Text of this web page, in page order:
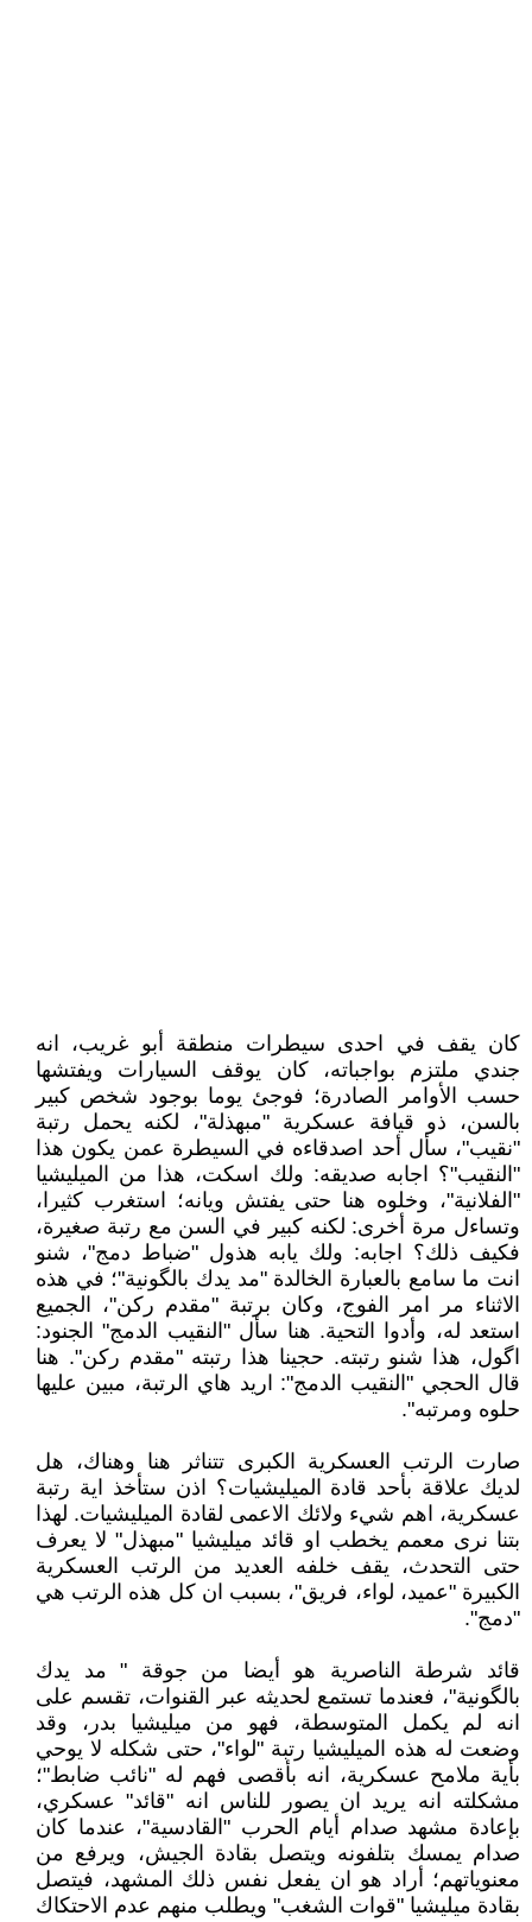
كان يقف في احدى سيطرات منطقة أبو غريب، انه
جندي ملتزم بواجباته، كان يوقف السيارات ويفتشها
حسب الأوامر الصادرة؛ فوجئ يوما بوجود شخص كبير
بالسن، ذو قيافة عسكرية "مبهذلة"، لكنه يحمل رتبة
"نقيب"، سأل أحد اصدقاءه في السيطرة عمن يكون هذا
"النقيب"؟ اجابه صديقه: ولك اسكت، هذا من الميليشيا
"الفلانية"، وخلوه هنا حتى يفتش ويانه؛ استغرب كثيرا،
وتساءل مرة أخرى: لكنه كبير في السن مع رتبة صغيرة،
فكيف ذلك؟ اجابه: ولك يابه هذول "ضباط دمج"، شنو
انت ما سامع بالعبارة الخالدة "مد يدك بالگونية"؛ في هذه
الاثناء مر امر الفوج، وكان برتبة "مقدم ركن"، الجميع
استعد له، وأدوا التحية. هنا سأل "النقيب الدمج" الجنود:
اگول، هذا شنو رتبته. حجينا هذا رتبته "مقدم ركن". هنا
قال الحجي "النقيب الدمج": اريد هاي الرتبة، مبين عليها
حلوه ومرتبه".
صارت الرتب العسكرية الكبرى تتناثر هنا وهناك، هل
لديك علاقة بأحد قادة الميليشيات؟ اذن ستأخذ اية رتبة
عسكرية، اهم شيء ولائك الاعمى لقادة الميليشيات. لهذا
بتنا نرى معمم يخطب او قائد ميليشيا "مبهذل" لا يعرف
حتى التحدث، يقف خلفه العديد من الرتب العسكرية
الكبيرة "عميد، لواء، فريق"، بسبب ان كل هذه الرتب هي
"دمج".
قائد شرطة الناصرية هو أيضا من جوقة " مد يدك
بالگونية"، فعندما تستمع لحديثه عبر القنوات، تقسم على
انه لم يكمل المتوسطة، فهو من ميليشيا بدر، وقد
وضعت له هذه الميليشيا رتبة "لواء"، حتى شكله لا يوحي
بأية ملامح عسكرية، انه بأقصى فهم له "نائب ضابط"؛
مشكلته انه يريد ان يصور للناس انه "قائد" عسكري،
بإعادة مشهد صدام أيام الحرب "القادسية"، عندما كان
صدام يمسك بتلفونه ويتصل بقادة الجيش، ويرفع من
معنوياتهم؛ أراد هو ان يفعل نفس ذلك المشهد، فيتصل
بقادة ميليشيا "قوات الشغب" ويطلب منهم عدم الاحتكاك